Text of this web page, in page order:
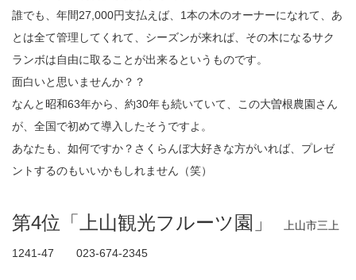
誰でも、年間27,000円支払えば、1本の木のオーナーになれて、あ
とは全て管理してくれて、シーズンが来れば、その木になるサク
ランボは自由に取ることが出来るというものです。
面白いと思いませんか？？
なんと昭和63年から、約30年も続いていて、この大曽根農園さん
が、全国で初めて導入したそうですよ。
あなたも、如何ですか？さくらんぼ大好きな方がいれば、プレゼ
ントするのもいいかもしれません（笑）
第4位「上山観光フルーツ園」 上山市三上
1241-47 023-674-2345